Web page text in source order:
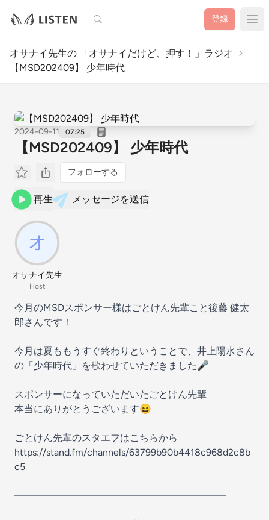
検索 登録
オサナイ先生の 「オサナイだけど、押す！」ラジオ
【MSD202409】 少年時代
2024-09-11 07:25
【MSD202409】 少年時代
フォローする
再生 メッセージを送信
オサナイ先生
Host
今月のMSDスポンサー様はごとけん先輩こと後藤 健太
郎さんです！
今月は夏ももうすぐ終わりということで、井上陽水さん
の「少年時代」を歌わせていただきました🎤
スポンサーになっていただいたごとけん先輩
本当にありがとうございます😆
ごとけん先輩のスタエフはこちらから
https://stand.fm/channels/63799b90b4418c968d2c8b
c5
━━━━━━━━━━━━━━━━━━━━━━